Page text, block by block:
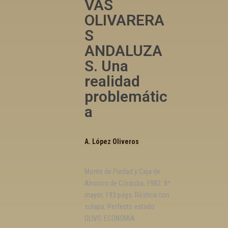
VAS
OLIVARERA
S
ANDALUZA
S. Una
realidad
problemátic
a
A. López Oliveros
Monte de Piedad y Caja de
Ahorros de Córdoba, 1982. 8º
mayor. 193 págs. Rústica con
solapa. Perfecto estado.
OLIVO. ECONOMIA